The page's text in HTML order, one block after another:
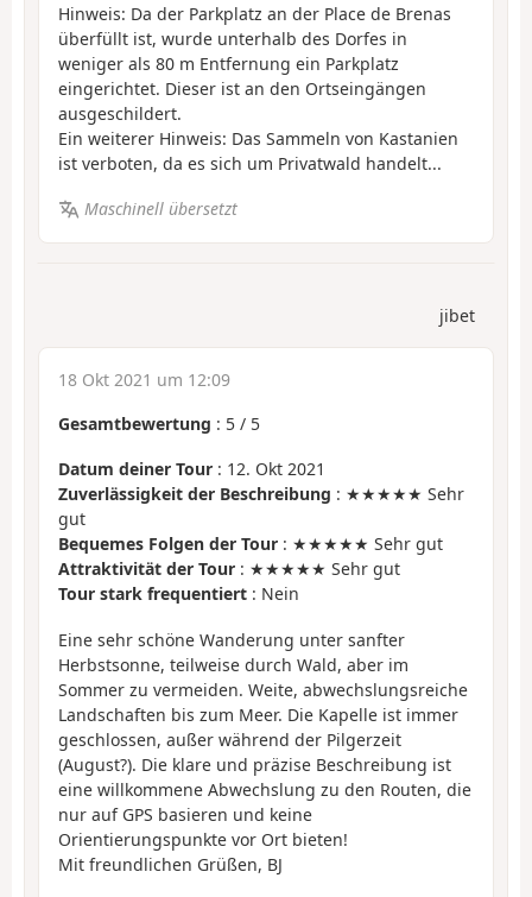
Hinweis: Da der Parkplatz an der Place de Brenas
überfüllt ist, wurde unterhalb des Dorfes in
weniger als 80 m Entfernung ein Parkplatz
eingerichtet. Dieser ist an den Ortseingängen
ausgeschildert.
Ein weiterer Hinweis: Das Sammeln von Kastanien
ist verboten, da es sich um Privatwald handelt...
Maschinell übersetzt
jibet
18 Okt 2021 um 12:09
Gesamtbewertung : 5 / 5
Datum deiner Tour : 12. Okt 2021
Zuverlässigkeit der Beschreibung : ★★★★★ Sehr
gut
Bequemes Folgen der Tour : ★★★★★ Sehr gut
Attraktivität der Tour : ★★★★★ Sehr gut
Tour stark frequentiert : Nein
Eine sehr schöne Wanderung unter sanfter
Herbstsonne, teilweise durch Wald, aber im
Sommer zu vermeiden. Weite, abwechslungsreiche
Landschaften bis zum Meer. Die Kapelle ist immer
geschlossen, außer während der Pilgerzeit
(August?). Die klare und präzise Beschreibung ist
eine willkommene Abwechslung zu den Routen, die
nur auf GPS basieren und keine
Orientierungspunkte vor Ort bieten!
Mit freundlichen Grüßen, BJ